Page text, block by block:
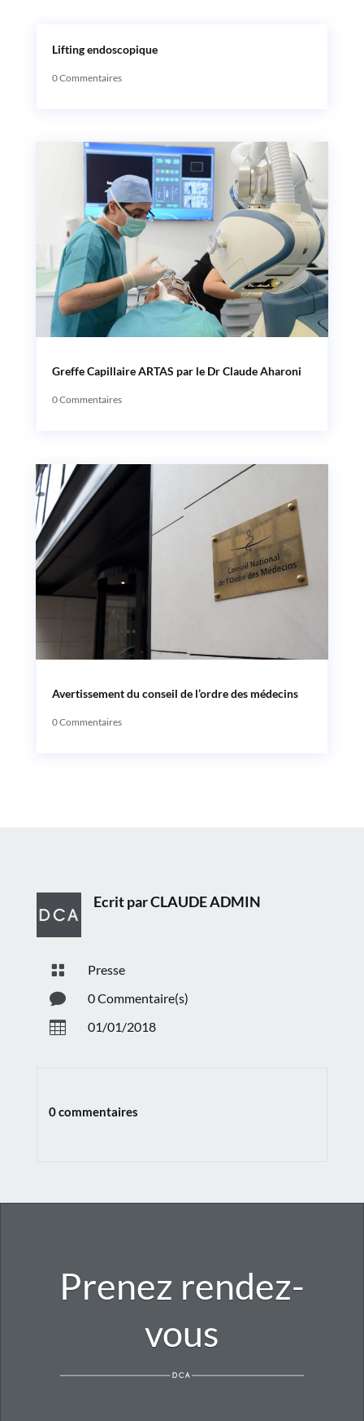
Lifting endoscopique
0 Commentaires
Greffe Capillaire ARTAS par le Dr Claude Aharoni
0 Commentaires
Avertissement du conseil de l’ordre des médecins
0 Commentaires
Ecrit par CLAUDE ADMIN
 Presse
 0 Commentaire(s)
 01/01/2018
0 commentaires
Prenez rendez-
vous